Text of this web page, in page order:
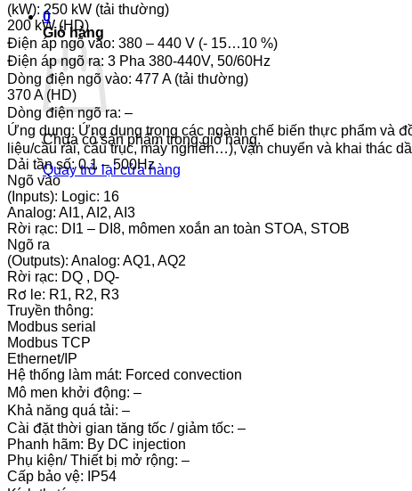
0
Giỏ hàng
Chưa có sản phẩm trong giỏ hàng.
Quay trở lại cửa hàng
(kW): 250 kW (tải thường)
200 kW (HD)
Điện áp ngõ vào: 380 – 440 V (- 15…10 %)
Điện áp ngõ ra: 3 Pha 380-440V, 50/60Hz
Dòng điện ngõ vào: 477 A (tải thường)
370 A (HD)
Dòng điện ngõ ra: –
Ứng dụng: Ứng dụng trong các ngành chế biến thực phẩm và
liệu/cầu rải, cẩu trục, máy nghiền…), vận chuyển và khai thác
Dải tần số: 0.1 – 500Hz
Ngõ vào
(Inputs): Logic: 16
Analog: AI1, AI2, AI3
Rời rạc: DI1 – DI8, mômen xoắn an toàn STOA, STOB
Ngõ ra
(Outputs): Analog: AQ1, AQ2
Rời rạc: DQ , DQ-
Rơ le: R1, R2, R3
Truyền thông:
Modbus serial
Modbus TCP
Ethernet/IP
Hệ thống làm mát: Forced convection
Mô men khởi động: –
Khả năng quá tải: –
Cài đặt thời gian tăng tốc / giảm tốc: –
Phanh hãm: By DC injection
Phụ kiện/ Thiết bị mở rộng: –
Cấp bảo vệ: IP54